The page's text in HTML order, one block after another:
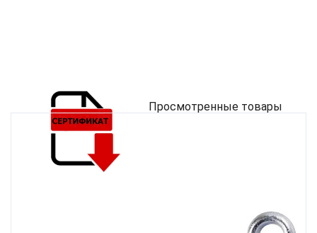
Просмотренные товары